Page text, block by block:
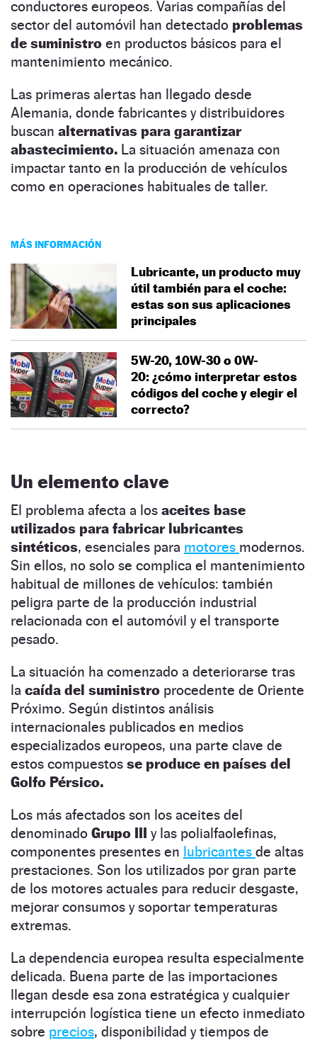
conductores europeos. Varias compañías del
sector del automóvil han detectado problemas
de suministro en productos básicos para el
mantenimiento mecánico.
Las primeras alertas han llegado desde
Alemania, donde fabricantes y distribuidores
buscan alternativas para garantizar
abastecimiento. La situación amenaza con
impactar tanto en la producción de vehículos
como en operaciones habituales de taller.
MÁS INFORMACIÓN
Lubricante, un producto muy
útil también para el coche:
estas son sus aplicaciones
principales
5W-20, 10W-30 o 0W-
20: ¿cómo interpretar estos
códigos del coche y elegir el
correcto?
Un elemento clave
El problema afecta a los aceites base
utilizados para fabricar lubricantes
sintéticos, esenciales para motores modernos.
Sin ellos, no solo se complica el mantenimiento
habitual de millones de vehículos: también
peligra parte de la producción industrial
relacionada con el automóvil y el transporte
pesado.
La situación ha comenzado a deteriorarse tras
la caída del suministro procedente de Oriente
Próximo. Según distintos análisis
internacionales publicados en medios
especializados europeos, una parte clave de
estos compuestos se produce en países del
Golfo Pérsico.
Los más afectados son los aceites del
denominado Grupo III y las polialfaolefinas,
componentes presentes en lubricantes de altas
prestaciones. Son los utilizados por gran parte
de los motores actuales para reducir desgaste,
mejorar consumos y soportar temperaturas
extremas.
La dependencia europea resulta especialmente
delicada. Buena parte de las importaciones
llegan desde esa zona estratégica y cualquier
interrupción logística tiene un efecto inmediato
sobre precios, disponibilidad y tiempos de